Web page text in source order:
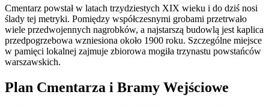
Cmentarz powstał w latach trzydziestych XIX wieku i do dziś nosi
ślady tej metryki. Pomiędzy współczesnymi grobami przetrwało
wiele przedwojennych nagrobków, a najstarszą budowlą jest kaplica
przedpogrzebowa wzniesiona około 1900 roku. Szczególne miejsce
w pamięci lokalnej zajmuje zbiorowa mogiła trzynastu powstańców
warszawskich.
Plan Cmentarza i Bramy Wejściowe